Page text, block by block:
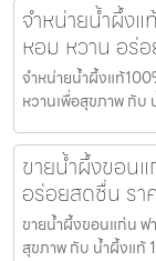
จำหน่ายน้ำผึ้ง
หอม หวาน อร่
จำหน่ายน้ำผึ้งแท้
หวานเพื่อสุขภาพ กับ
ขายน้ำผึ้งขอน
อร่อยสดชื่น รา
ขายน้ำผึ้งขอนแก่น ฟ
สุขภาพ กับ น้ำผึ้งแท้